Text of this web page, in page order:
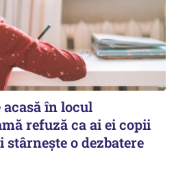
acasă în locul
refuză ca ai ei copii
stârnește o dezbatere